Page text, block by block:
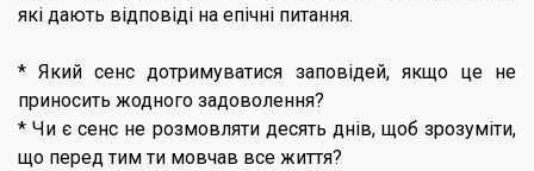
які дають відповіді на епічні питання.
* Який сенс дотримуватися заповідей, якщо це не
приносить жодного задоволення?
* Чи є сенс не розмовляти десять днів, щоб зрозуміти,
що перед тим ти мовчав все життя?